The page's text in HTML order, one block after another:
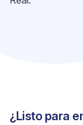
¿Listo para